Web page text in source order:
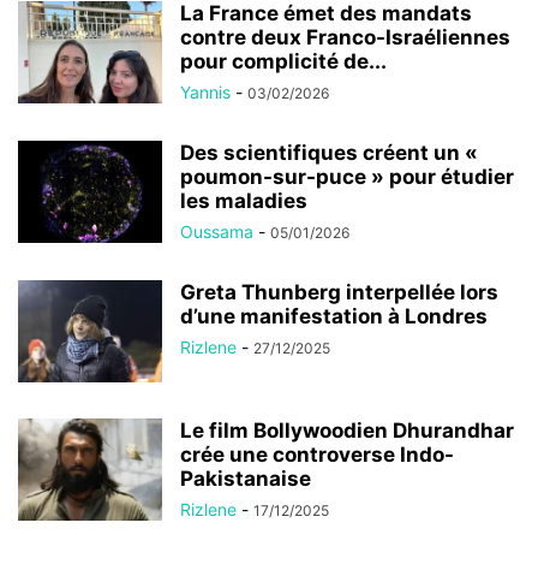
La France émet des mandats
contre deux Franco-Israéliennes
pour complicité de...
Yannis - 03/02/2026
Des scientifiques créent un «
poumon-sur-puce » pour étudier
les maladies
Oussama - 05/01/2026
Greta Thunberg interpellée lors
d’une manifestation à Londres
Rizlene - 27/12/2025
Le film Bollywoodien Dhurandhar
crée une controverse Indo-
Pakistanaise
Rizlene - 17/12/2025